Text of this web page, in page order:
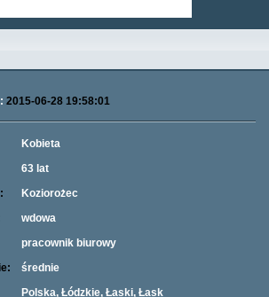
2015-06-28 19:58:01
Kobieta
63 lat
Koziorożec
wdowa
pracownik biurowy
średnie
Polska, Łódzkie, Łaski, Łask